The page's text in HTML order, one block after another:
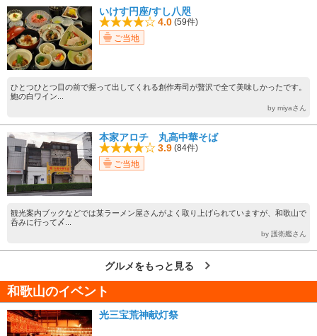
いけす円座/すし八咫
4.0 (59件)
ご当地
ひとつひとつ目の前で握って出してくれる創作寿司が贅沢で全て美味しかったです。
鮑の白ワイン...
by miyaさん
本家アロチ 丸高中華そば
3.9 (84件)
ご当地
観光案内ブックなどでは某ラーメン屋さんがよく取り上げられていますが、和歌山で
呑みに行って〆...
by 護衛艦さん
グルメをもっと見る
和歌山のイベント
光三宝荒神献灯祭